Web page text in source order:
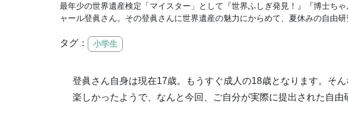
最年少の世界遺産検定「マイスター」として『世界ふしぎ発見！』『博士ち
ャール登眞さん。その登眞さんに世界遺産の魅力にからめて、夏休みの自由研
タグ： 小学生
登眞さん自身は現在17歳。もうすぐ成人の18歳となります。そ
楽しかったようで、なんと今回、ご自分が実際に提出された自由